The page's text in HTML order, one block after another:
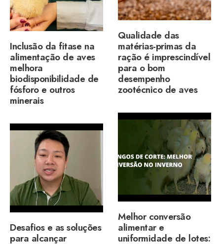
Qualidade das
matérias-primas da
ração é imprescindível
para o bom
desempenho
zootécnico de aves
Inclusão da fitase na
alimentação de aves
melhora
biodisponibilidade de
fósforo e outros
minerais
Melhor conversão
alimentar e
uniformidade de lotes:
Desafios e as soluções
para alcançar